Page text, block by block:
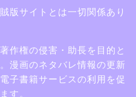
版サイトとは一切関係あり
作権の侵害・助長を目的と
漫画のネタバレ情報の更新
子書籍サービスの利用を促
す。